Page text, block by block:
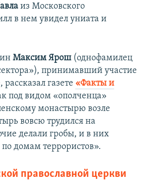
из Московского
в нем увидел униата и
Максим Ярош (однофамилец
принимавший участие
газете «Факты и
под видом «ополченца»
монастырю возле
вовсю трудился на
делали гробы, и в них
домам террористов».
православной церкви